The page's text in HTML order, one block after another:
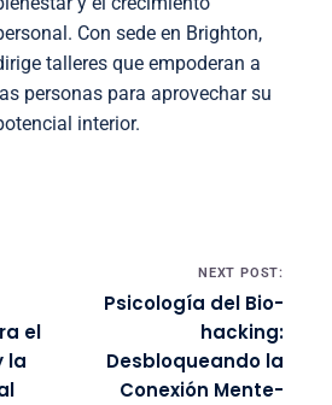
Con sede en Brighton,
talleres que empoderan a
las personas para aprovechar su
interior.
el
la
NEXT POST:
Psicología del Bio-
hacking:
Desbloqueando la
Conexión Mente-